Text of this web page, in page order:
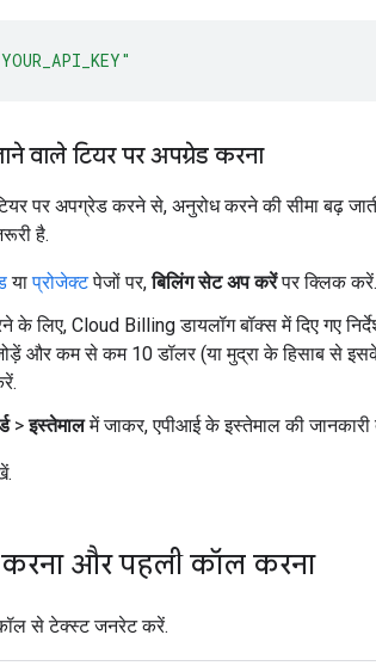
वाले टियर पर अपग्रेड करना
पर अपग्रेड करने से, अनुरोध करने की सीमा बढ़
है.
याप्रोजेक्टपेजों पर,बिलिंग सेट अप करेंपर क्लिक करें.
के लिए, Cloud Billing डायलॉग बॉक्स में दिए गए
और कम से कम 10 डॉलर (या मुद्रा के हिसाब से
>इस्तेमालमें जाकर, एपीआई के इस्तेमाल की जानकारी
और पहली कॉल करना
से टेक्स्ट जनरेट करें.